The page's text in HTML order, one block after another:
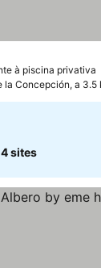
à piscina privativa
la Concepción, a 3.5
4 sites